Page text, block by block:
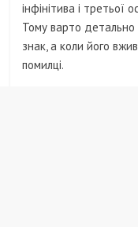
інфінітива і третьої
Тому варто детально
знак, а коли його
помилці.